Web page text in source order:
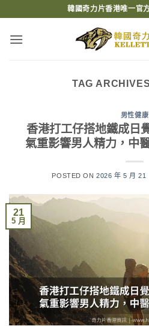
content
韓國奇力片香港唯一官
TAG
男性健康
香港打工仔搭地鐵成日
氣重影響男人精力，中
POSTED ON2026 年 5 月 21
21
5 月